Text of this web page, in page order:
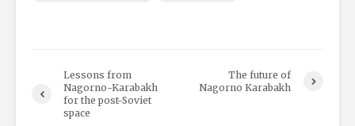
Lessons from
Nagorno-Karabakh
for the post-Soviet
space
The future of
Nagorno Karabakh